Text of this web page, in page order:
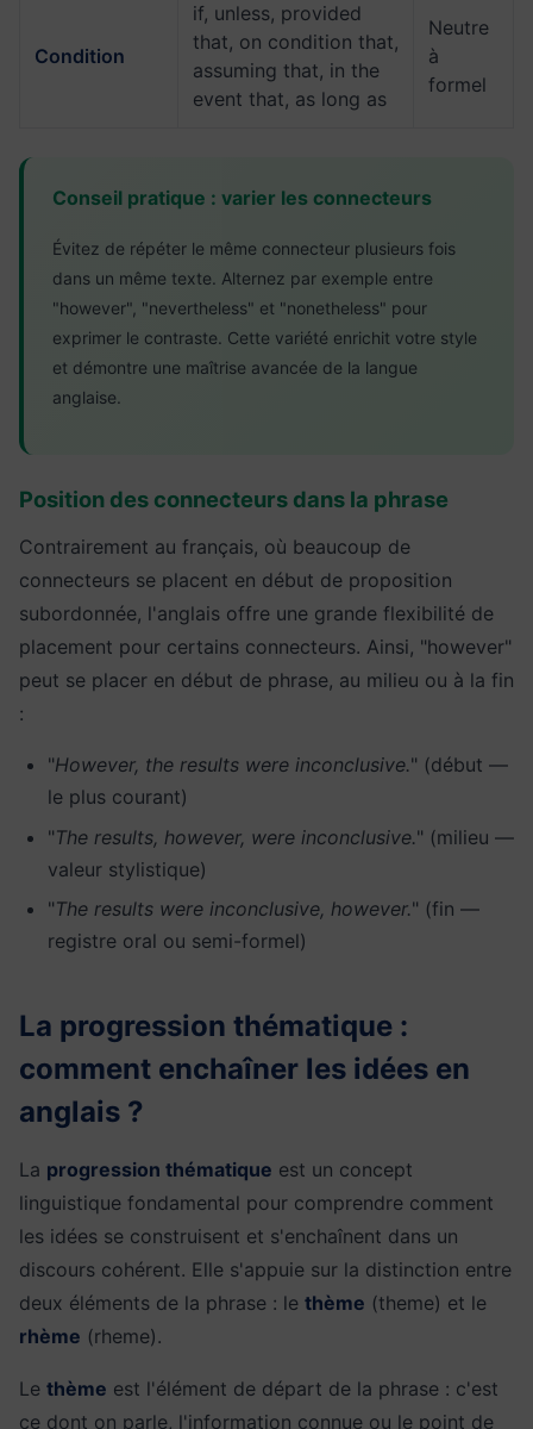
Condition
if, unless, provided
that, on condition that,
assuming that, in the
event that, as long as
Neutre
à
formel
Conseil pratique : varier les connecteurs
Évitez de répéter le même connecteur plusieurs fois
dans un même texte. Alternez par exemple entre
"however", "nevertheless" et "nonetheless" pour
exprimer le contraste. Cette variété enrichit votre style
et démontre une maîtrise avancée de la langue
anglaise.
Position des connecteurs dans la phrase
Contrairement au français, où beaucoup de
connecteurs se placent en début de proposition
subordonnée, l'anglais offre une grande flexibilité de
placement pour certains connecteurs. Ainsi, "however"
peut se placer en début de phrase, au milieu ou à la fin
:
"However, the results were inconclusive." (début —
le plus courant)
"The results, however, were inconclusive." (milieu —
valeur stylistique)
"The results were inconclusive, however." (fin —
registre oral ou semi-formel)
La progression thématique :
comment enchaîner les idées en
anglais ?
La progression thématique est un concept
linguistique fondamental pour comprendre comment
les idées se construisent et s'enchaînent dans un
discours cohérent. Elle s'appuie sur la distinction entre
deux éléments de la phrase : le thème (theme) et le
rhème (rheme).
Le thème est l'élément de départ de la phrase : c'est
ce dont on parle, l'information connue ou le point de